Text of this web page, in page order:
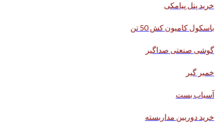
خرید پنل پیامکی
باسکول کامیون کش 50 تن
گوشی صنعتی صداگیر
خمیر گیر
آسیاب بست
خرید دوربین مداربسته